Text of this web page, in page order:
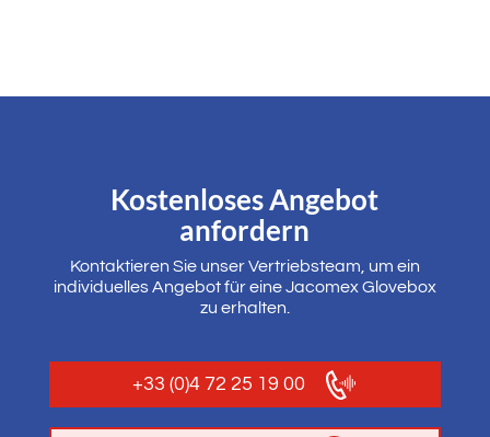
Kostenloses Angebot
anfordern
Kontaktieren Sie unser Vertriebsteam, um ein
individuelles Angebot für eine Jacomex Glovebox
zu erhalten.
+33 (0)4 72 25 19 00